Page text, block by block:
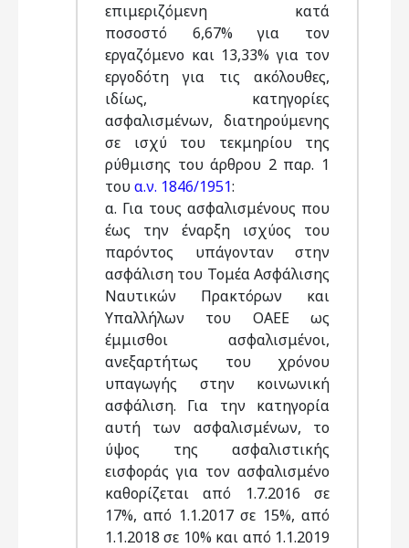
επιμεριζόμενη κατά
ποσοστό 6,67% για τον
εργαζόμενο και 13,33% για τον
εργοδότη για τις ακόλουθες,
ιδίως, κατηγορίες
ασφαλισμένων, διατηρούμενης
σε ισχύ του τεκμηρίου της
ρύθμισης του άρθρου 2 παρ. 1
του α.ν. 1846/1951:
α. Για τους ασφαλισμένους που
έως την έναρξη ισχύος του
παρόντος υπάγονταν στην
ασφάλιση του Τομέα Ασφάλισης
Ναυτικών Πρακτόρων και
Υπαλλήλων του ΟΑΕΕ ως
έμμισθοι ασφαλισμένοι,
ανεξαρτήτως του χρόνου
υπαγωγής στην κοινωνική
ασφάλιση. Για την κατηγορία
αυτή των ασφαλισμένων, το
ύψος της ασφαλιστικής
εισφοράς για τον ασφαλισμένο
καθορίζεται από 1.7.2016 σε
17%, από 1.1.2017 σε 15%, από
1.1.2018 σε 10% και από 1.1.2019